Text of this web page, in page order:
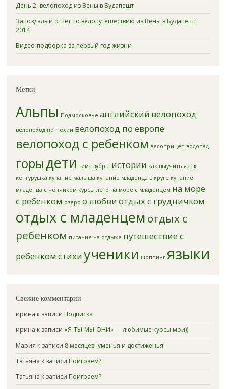
День 2- велопоход из Вены в Будапешт
Запоздалый отчет по велопутешествию из Вены в Будапешт
2014
Видео-подборка за первый год жизни
Метки
Альпы Подмосковье английский велопоход
велопоход по Чехии велопоход по европе
велопоход с ребенком велоприцеп водопад
горыдети зима зубры истории как выучить язык
кенгурушка купание малыша купание младенца в круге купание
младенца с чепчиком курсы лето на море с младенцем на море
с ребенком озеро о любвиотдых с грудничком
отдых с младенцем отдых с
ребенком питание на отдыхе путешествие с
ребенкомстихиученики шоппинг языки
Свежие комментарии
ирина к записи Подписка
ирина к записи «Я-ТЫ-МЫ-ОНИ» — любимые курсы мои))
Мария к записи 8 месяцев- уменья и достиженья!
Татьяна к записи Поиграем?
Татьяна к записи Поиграем?